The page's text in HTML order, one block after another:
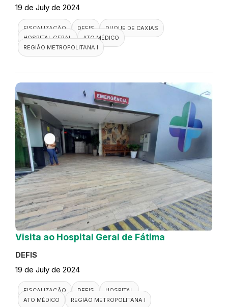
19 de July de 2024
FISCALIZAÇÃO DEFIS
DUQUE DE CAXIAS
HOSPITAL GERAL
ATO MÉDICO
REGIÃO METROPOLITANA I
Visita ao Hospital Geral de Fátima
DEFIS
19 de July de 2024
FISCALIZAÇÃO DEFIS
HOSPITAL
ATO MÉDICO
REGIÃO METROPOLITANA I